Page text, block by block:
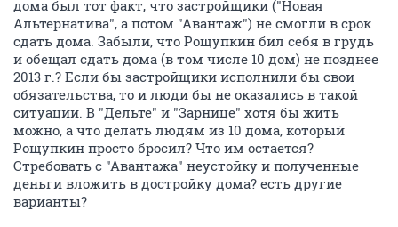
дома был тот факт, что застройщики ("Новая
Альтернатива", а потом "Авантаж") не смогли в срок
сдать дома. Забыли, что Рощупкин бил себя в грудь
и обещал сдать дома (в том числе 10 дом) не позднее
2013 г.? Если бы застройщики исполнили бы свои
обязательства, то и люди бы не оказались в такой
ситуации. В "Дельте" и "Зарнице" хотя бы жить
можно, а что делать людям из 10 дома, который
Рощупкин просто бросил? Что им остается?
Стребовать с "Авантажа" неустойку и полученные
деньги вложить в достройку дома? есть другие
варианты?